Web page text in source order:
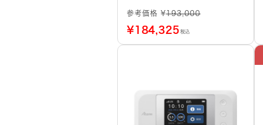
参考価格 ¥193,000
¥184,325 税込